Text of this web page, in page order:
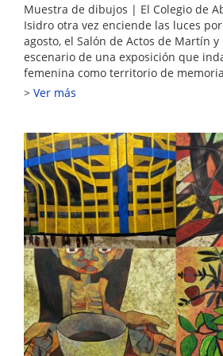
Muestra de dibujos | El Colegio de
Isidro otra vez enciende las luces
agosto, el Salón de Actos de Martín
escenario de una exposición que
femenina como territorio de
Ver más